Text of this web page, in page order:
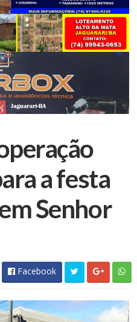
a festa
Senhor
Facebook